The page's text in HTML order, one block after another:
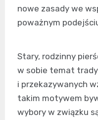
nowe zasady we
poważnym
Stary, rodzinny
w sobie temat
i przekazywanych
takim motywem
wybory w związku